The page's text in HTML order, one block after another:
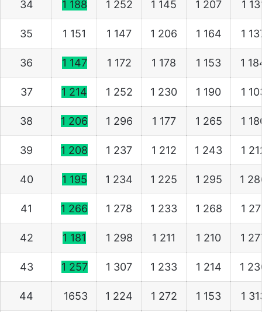
34 1 188 1 252 1 145 1 207 1
35 1 151 1 147 1 206 1 164 1
36 1 147 1 172 1 178 1 153 1
37 1 214 1 252 1 230 1 190 1
38 1 206 1 296 1 177 1 265 1
39 1 208 1 237 1 212 1 243 1
40 1 195 1 234 1 225 1 295 1
41 1 266 1 278 1 233 1 268 1
42 1 181 1 298 1 211 1 210 1
43 1 257 1 307 1 233 1 214 1
44 1653 1 224 1 272 1 153 1